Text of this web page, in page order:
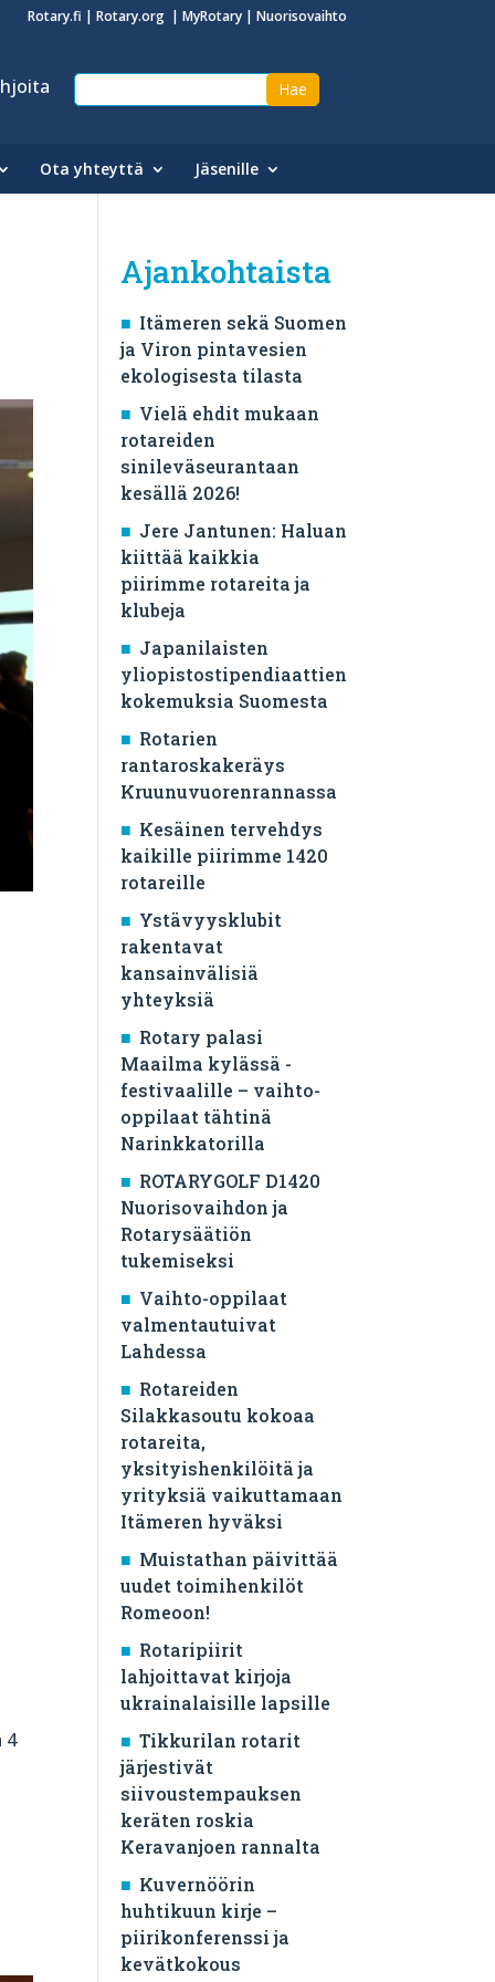
Rotary.fi | Rotary.org | MyRotary| Nuorisovaihto
Ota yhteyttä Jäsenille
4
Ajankohtaista
Itämeren sekä Suomen
ja Viron pintavesien
ekologisesta tilasta
Vielä ehdit mukaan
rotareiden
sinileväseurantaan
kesällä 2026!
Jere Jantunen: Haluan
kiittää kaikkia
piirimme rotareita ja
klubeja
Japanilaisten
yliopistostipendiaattien
kokemuksia Suomesta
Rotarien
rantaroskakeräys
Kruunuvuorenrannassa
Kesäinen tervehdys
kaikille piirimme 1420
rotareille
Ystävyysklubit
rakentavat
kansainvälisiä
yhteyksiä
Rotary palasi
Maailma kylässä -
festivaalille – vaihto-
oppilaat tähtinä
Narinkkatorilla
ROTARYGOLF D1420
Nuorisovaihdon ja
Rotarysäätiön
tukemiseksi
Vaihto-oppilaat
valmentautuivat
Lahdessa
Rotareiden
Silakkasoutu kokoaa
rotareita,
yksityishenkilöitä ja
yrityksiä vaikuttamaan
Itämeren hyväksi
Muistathan päivittää
uudet toimihenkilöt
Romeoon!
Rotaripiirit
lahjoittavat kirjoja
ukrainalaisille lapsille
Tikkurilan rotarit
järjestivät
siivoustempauksen
keräten roskia
Keravanjoen rannalta
Kuvernöörin
huhtikuun kirje –
piirikonferenssi ja
kevätkokous